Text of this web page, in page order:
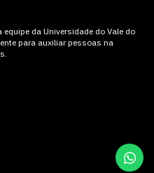
da Universidade do Vale do
para auxiliar pessoas na